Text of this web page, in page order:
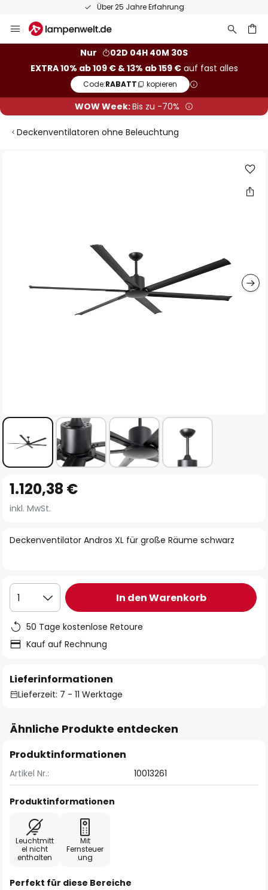
Über 25 Jahre Erfahrung
Inhalt
Nur
02D 04H 40M 29S
EXTRA 10% ab 109 € & 13% ab 159 €auf fast alles
Code:RABATT kopieren
WOW Week:Bis zu -70%
Deckenventilatoren ohne Beleuchtung
Anfang
der
springen
Deckenventilator Andros XL für große Räume schwarz
1.120,38 €
inkl. MwSt.
1 In den Warenkorb
50 Tage kostenlose Retoure
Kauf auf Rechnung
Lieferinformationen
Lieferzeit: 7 - 11 Werktage
Ähnliche Produkte entdecken
Produktinformationen
Artikel Nr.: 10013261
Produktinformationen
Leuchtmitt
el nicht
enthalten
Mit
Fernsteuer
ung
Perfekt für diese Bereiche